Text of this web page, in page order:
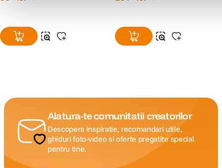
Alatura-te comunitatii creatorilor
Descopera inspiratie, recomandari utile,
ghiduri foto-video si oferte pregatite special
pentru tine.